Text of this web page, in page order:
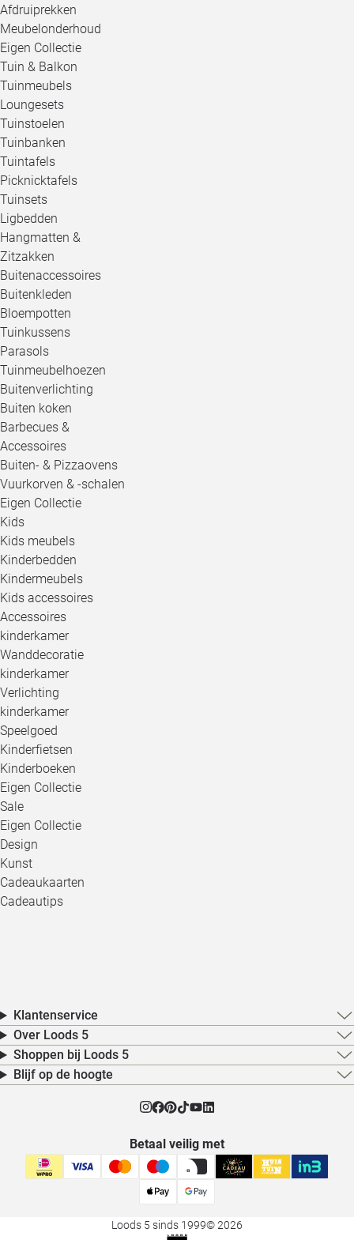
Afdruiprekken
Meubelonderhoud
Eigen Collectie
Tuin & Balkon
Tuinmeubels
Loungesets
Tuinstoelen
Tuinbanken
Tuintafels
Picknicktafels
Tuinsets
Ligbedden
Hangmatten &
Zitzakken
Buitenaccessoires
Buitenkleden
Bloempotten
Tuinkussens
Parasols
Tuinmeubelhoezen
Buitenverlichting
Buiten koken
Barbecues &
Accessoires
Buiten- & Pizzaovens
Vuurkorven & -schalen
Eigen Collectie
Kids
Kids meubels
Kinderbedden
Kindermeubels
Kids accessoires
Accessoires
kinderkamer
Wanddecoratie
kinderkamer
Verlichting
kinderkamer
Speelgoed
Kinderfietsen
Kinderboeken
Eigen Collectie
Sale
Eigen Collectie
Design
Kunst
Cadeaukaarten
Cadeautips
Klantenservice
Over Loods 5
Shoppen bij Loods 5
Blijf op de hoogte
Betaal veilig met
Loods 5 sinds 1999© 2026